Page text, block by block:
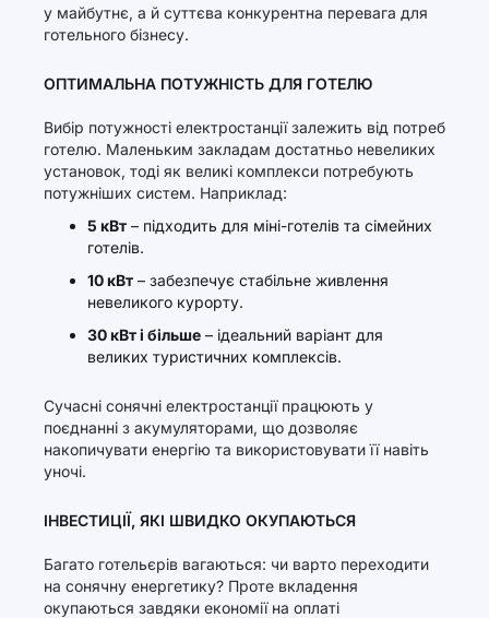
у майбутнє, а й суттєва конкурентна перевага для
готельного бізнесу.
ОПТИМАЛЬНА ПОТУЖНІСТЬ ДЛЯ ГОТЕЛЮ
Вибір потужності електростанції залежить від потреб
готелю. Маленьким закладам достатньо невеликих
установок, тоді як великі комплекси потребують
потужніших систем. Наприклад:
5 кВт – підходить для міні-готелів та сімейних
готелів.
10 кВт – забезпечує стабільне живлення
невеликого курорту.
30 кВт і більше – ідеальний варіант для
великих туристичних комплексів.
Сучасні сонячні електростанції працюють у
поєднанні з акумуляторами, що дозволяє
накопичувати енергію та використовувати її навіть
уночі.
ІНВЕСТИЦІЇ, ЯКІ ШВИДКО ОКУПАЮТЬСЯ
Багато готельєрів вагаються: чи варто переходити
на сонячну енергетику? Проте вкладення
окупаються завдяки економії на оплаті